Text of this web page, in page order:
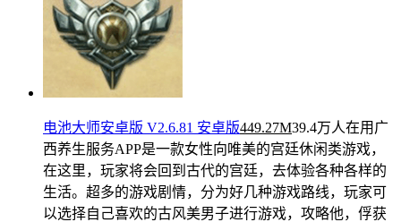
电池大师安卓版 V2.6.81 安卓版449.27M39.4万人在用 广
西养生服务APP是一款女性向唯美的宫廷休闲类游戏，
在这里，玩家将会回到古代的宫廷，去体验各种各样的
生活。超多的游戏剧情，分为好几种游戏路线，玩家可
以选择自己喜欢的古风美男子进行游戏，攻略他，俘获